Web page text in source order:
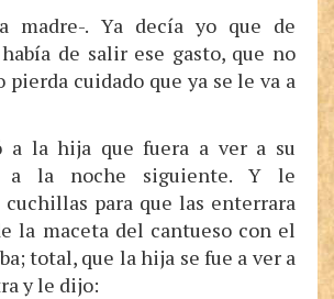
madre-. Ya decía yo que de
de salir ese gasto, que no
pierda cuidado que ya se le va a
a la hija que fuera a ver a su
a la noche siguiente. Y le
cuchillas para que las enterrara
la maceta del cantueso con el
total, que la hija se fue a ver a
y le dijo: